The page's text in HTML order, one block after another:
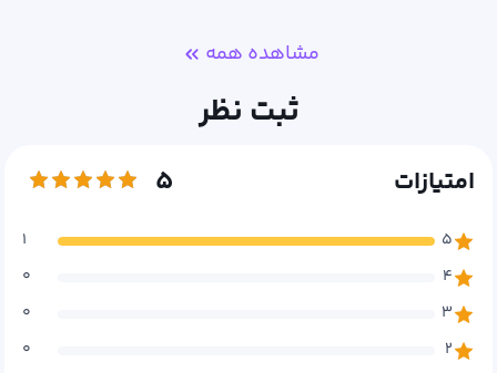
مشاهده همه
ثبت نظر
امتیازات ۵
۵
۱
۴
۰
۳
۰
۲
۰